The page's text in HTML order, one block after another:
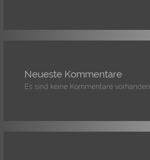
Neueste Kommentare
Es sind keine Kommentare vorhanden.